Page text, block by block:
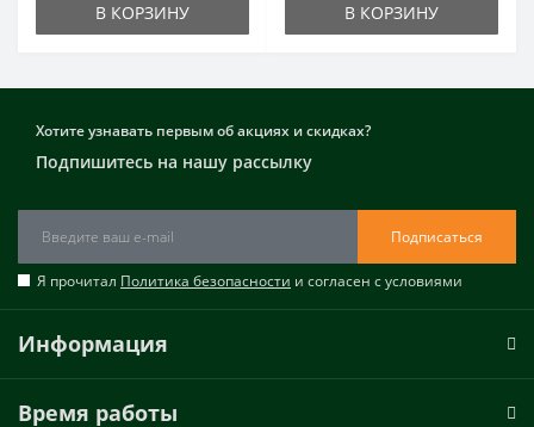
В КОРЗИНУ В КОРЗИНУ
Хотите узнавать первым об акциях и скидках?
Подпишитесь на нашу рассылку
Подписаться
Я прочитал Политика безопасности и согласен с условиями
Информация
Время работы